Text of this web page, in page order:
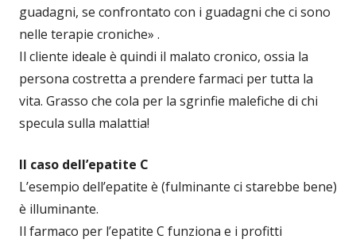
guadagni, se confrontato con i guadagni che ci sono
nelle terapie croniche» .
Il cliente ideale è quindi il malato cronico, ossia la
persona costretta a prendere farmaci per tutta la
vita. Grasso che cola per la sgrinfie malefiche di chi
specula sulla malattia!
Il caso dell’epatite C
L’esempio dell’epatite è (fulminante ci starebbe bene)
è illuminante.
Il farmaco per l’epatite C funziona e i profitti